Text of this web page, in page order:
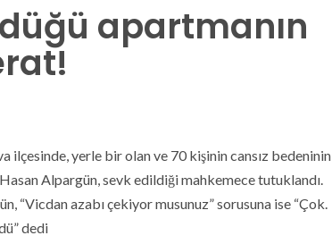
apartmanın
ilçesinde, yerle bir olan ve 70 kişinin cansız bedeninin
Alpargün, sevk edildiği mahkemece tutuklandı.
“Vicdan azabı çekiyor musunuz” sorusuna ise “Çok.
dedi